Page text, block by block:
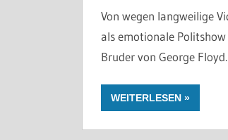
Von wegen langweilige
als emotionale Politshow
Bruder von George
WEITERLESEN